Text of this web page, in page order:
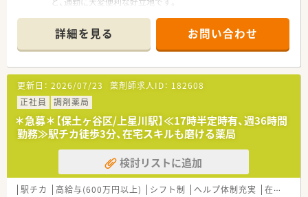
から多科目の処方箋を応需しています。
■1日の処方箋応需枚数は150枚から200枚程度ですが、薬剤師4
名体制で協力して対応しています。
【募集背景と求める人物像について】
■欠員補充および体制強化のため、即戦力として活躍できる正社
員の薬剤師を募集しています。
■調剤経験をお持ちの方で、患者様への接遇意識が高く、柔軟な
対応ができる方を求めています。
■医療をサービスとして捉え、地域医療への貢献に対して意欲的
に取り組める方を歓迎しています。
【求人情報について】
■正社員としての採用で、年収は経験やスキルを考慮して500万
詳細を見る お問い合わせ
更新日： 2026/07/23 薬剤師求人ID： 182608
正社員
調剤薬局
＊急募＊【保土ヶ谷区/上星川駅】≪17時半定時有、週36時間
勤務≫駅チカ徒歩3分、在宅スキルも磨ける薬局
検討リストに追加
駅チカ 高給与(600万円以上) シフト制 ヘルプ体制充実 在宅